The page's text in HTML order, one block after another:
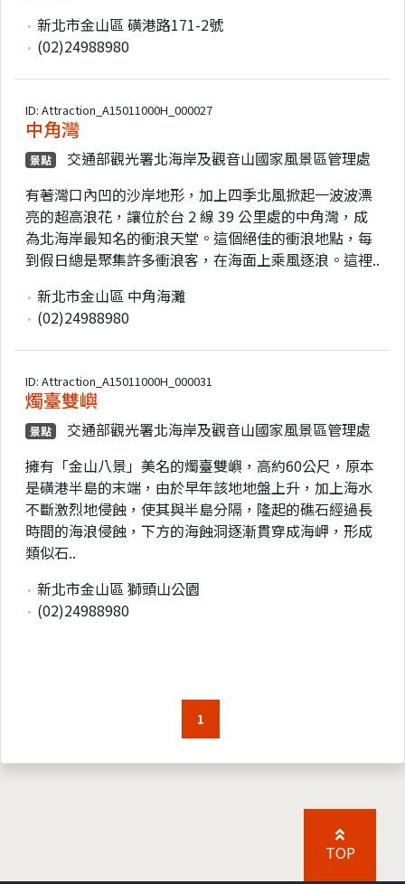
新北市金山區 磺港路171-2號
(02)24988980
ID: Attraction_A15011000H_000027
中角灣
景點
交通部觀光署北海岸及觀音山國家風景區管理處
有著灣口內凹的沙岸地形，加上四季北風掀起一波波漂
亮的超高浪花，讓位於台 2 線 39 公里處的中角灣，成
為北海岸最知名的衝浪天堂。這個絕佳的衝浪地點，每
到假日總是聚集許多衝浪客，在海面上乘風逐浪。這裡..
新北市金山區 中角海灘
(02)24988980
ID: Attraction_A15011000H_000031
燭臺雙嶼
景點
交通部觀光署北海岸及觀音山國家風景區管理處
擁有「金山八景」美名的燭臺雙嶼，高約60公尺，原本
是磺港半島的末端，由於早年該地地盤上升，加上海水
不斷激烈地侵蝕，使其與半島分隔，隆起的礁石經過長
時間的海浪侵蝕，下方的海蝕洞逐漸貫穿成海岬，形成
類似石..
新北市金山區 獅頭山公園
(02)24988980
1
TOP